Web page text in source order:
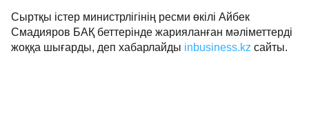
Сыртқы істер министрлігінің ресми өкілі Айбек
Смадияров БАҚ беттерінде жарияланған мәліметтерді
жоққа шығарды, деп хабарлайды inbusiness.kz сайты.